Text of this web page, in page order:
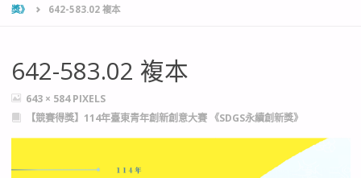
獎》
642-583.02 複本
642-583.02 複本
FULL
SIZE
643 × 584PIXELS
【競賽得獎】114年臺東青年創新創意大賽 《SDGS永續創新獎》